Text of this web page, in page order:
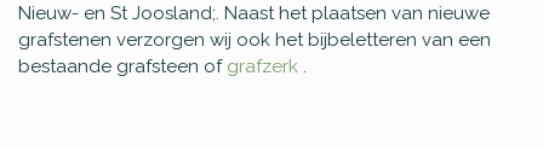
Nieuw- en St Joosland;. Naast het plaatsen van nieuwe
grafstenen verzorgen wij ook het bijbeletteren van een
bestaande grafsteen of grafzerk .